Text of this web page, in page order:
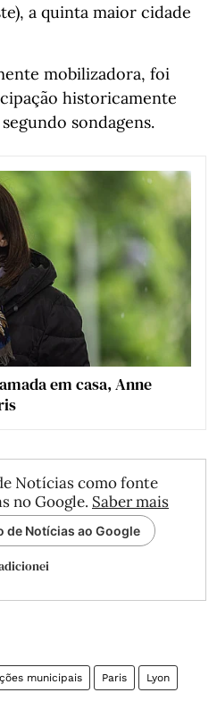
a quinta maior cidade
mobilizadora, foi
historicamente
sondagens.
em casa, Anne
Notícias como fonte
no Google. Saber mais
de Notícias ao Google
municipais Paris Lyon